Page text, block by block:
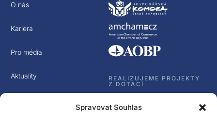
Spravovat Souhlas
O nás
Kariéra
Pro média
Aktuality
REALIZUJEME PROJEKTY
Z DOTACÍ